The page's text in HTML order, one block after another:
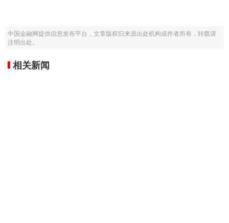
中国金融网提供信息发布平台，文章版权归来源出处机构或作者所有，转载请
注明出处。
相关新闻